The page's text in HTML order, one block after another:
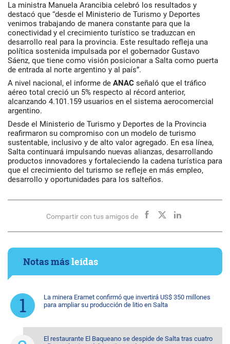
La ministra Manuela Arancibia celebró los resultados y
destacó que “desde el Ministerio de Turismo y Deportes
venimos trabajando de manera constante para que la
conectividad y el crecimiento turístico se traduzcan en
desarrollo real para la provincia. Este resultado refleja una
política sostenida impulsada por el gobernador Gustavo
Sáenz, que tiene como visión posicionar a Salta como puerta
de entrada al norte argentino y al país”.
A nivel nacional, el informe de ANAC señaló que el tráfico
aéreo total creció un 5% respecto al récord anterior,
alcanzando 4.101.159 usuarios en el sistema aerocomercial
argentino.
Desde el Ministerio de Turismo y Deportes de la Provincia
reafirmaron su compromiso con un modelo de turismo
sustentable, inclusivo y de alto valor agregado. En esa línea,
Salta continuará impulsando nuevas alianzas, desarrollando
productos innovadores y fortaleciendo la cadena turística para
que el crecimiento del turismo se refleje en más empleo,
desarrollo y oportunidades para los salteños.
Compartir con tus amigos de
Notas másleídas
La minera Eramet confirmó que invertirá US$ 350 millones
para ampliar su producción de litio en Salta
El restaurante El Baqueano se despide de Salta tras cuatro